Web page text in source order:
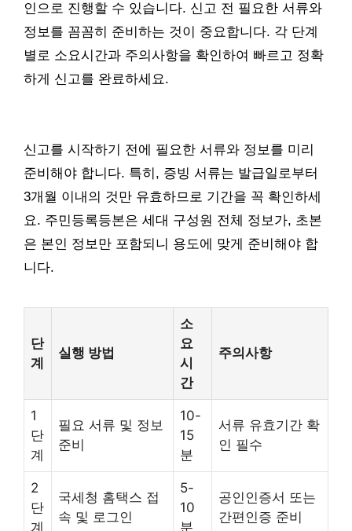
인으로 진행할 수 있습니다. 신고 전 필요한 서류와
정보를 꼼꼼히 준비하는 것이 중요합니다. 각 단계
별로 소요시간과 주의사항을 확인하여 빠르고 정확
하게 신고를 완료하세요.
신고를 시작하기 전에 필요한 서류와 정보를 미리
준비해야 합니다. 특히, 증빙 서류는 발급일로부터
3개월 이내의 것만 유효하므로 기간을 꼭 확인하세
요. 주민등록등본은 세대 구성원 전체 정보가, 초본
은 본인 정보만 포함되니 용도에 맞게 준비해야 합
니다.
단
계
실행 방법
소
요
시
간
주의사항
1
단
계
필요 서류 및 정보
준비
10-
15
분
서류 유효기간 확
인 필수
2
단
계
국세청 홈택스 접
속 및 로그인
5-
10
분
공인인증서 또는
간편인증 준비